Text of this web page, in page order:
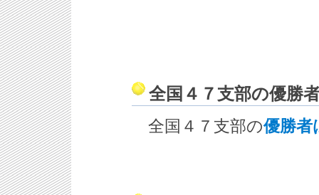
全国４７支部の優勝
全国４７支部の優勝者